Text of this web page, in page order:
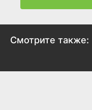
Смотрите также: